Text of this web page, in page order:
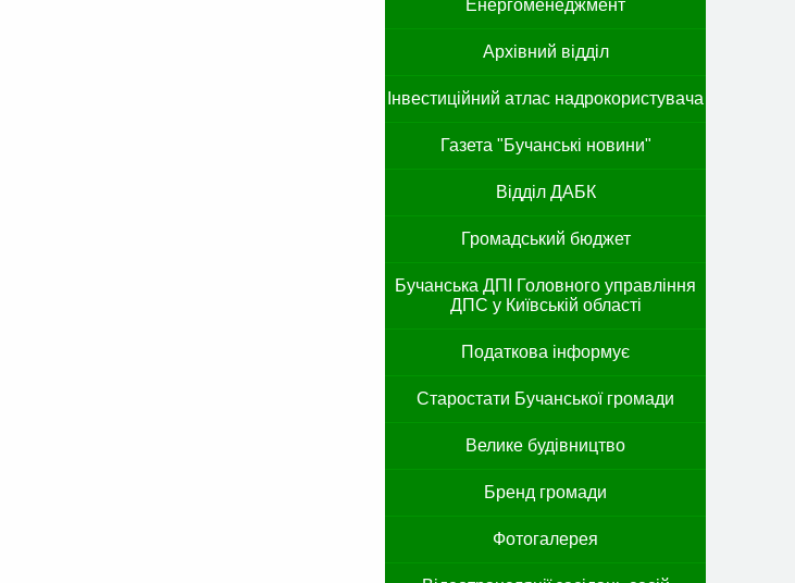
Енергоменеджмент
Архівний відділ
Інвестиційний атлас надрокористувача
Газета "Бучанські новини"
Відділ ДАБК
Громадський бюджет
Бучанська ДПІ Головного управління
ДПС у Київській області
Податкова інформує
Старостати Бучанської громади
Велике будівництво
Бренд громади
Фотогалерея